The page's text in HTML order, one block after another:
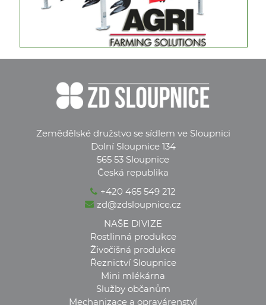
Zemědělské družstvo se sídlem ve Sloupnici
Dolní Sloupnice 134
565 53 Sloupnice
Česká republika
+420 465 549 212
zd@zdsloupnice.cz
NAŠE DIVIZE
Rostlinná produkce
Živočišná produkce
Řeznictví Sloupnice
Mini mlékárna
Služby občanům
Mechanizace a opravárenství